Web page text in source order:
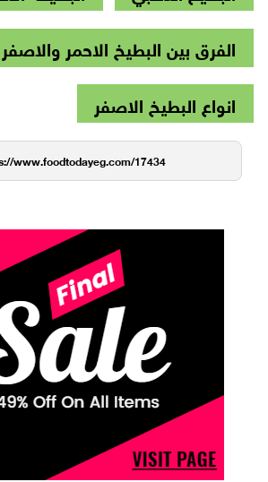
الفرق بين البطيخ الاحمر والاصفر
انواع البطيخ الاصفر